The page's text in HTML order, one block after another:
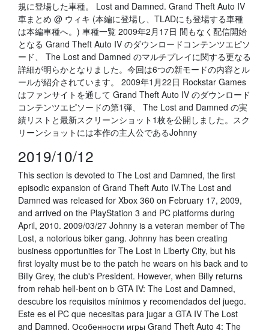
規に登場した車種。 Lost and Damned. Grand Theft Auto IV
車まとめ @ ウィキ (本編に登場し、TLADにも登場する車種
は本編車種へ。) 車種一覧 2009年2月17日 間もなく配信開始
となる Grand Theft Auto IV のダウンロードコンテンツエピソ
ード、 The Lost and Damned のマルチプレイに関する更なる
詳細が明らかとなりました。今回は6つの新モードの内容とル
ールが紹介されています。 2009年1月22日 Rockstar Games
はファンサイトを通して Grand Theft Auto IV のダウンロード
コンテンツエピソードの第1弾、 The Lost and Damned の実
績リストと最新スクリーンショット1枚を公開しました。スク
リーンショットには本作の主人公であるJohnny
2019/10/12
This section is devoted to The Lost and Damned, the first
episodic expansion of Grand Theft Auto IV.The Lost and
Damned was released for Xbox 360 on February 17, 2009,
and arrived on the PlayStation 3 and PC platforms during
April, 2010. 2009/03/27 Johnny is a veteran member of The
Lost, a notorious biker gang. Johnny has been creating
business opportunities for The Lost in Liberty City, but his
first loyalty must be to the patch he wears on his back and to
Billy Grey, the club's President. However, when Billy returns
from rehab hell-bent on b GTA IV: The Lost and Damned,
descubre los requisitos mínimos y recomendados del juego.
Este es el PC que necesitas para jugar a GTA IV The Lost
and Damned. Особенности игры Grand Theft Auto 4: The